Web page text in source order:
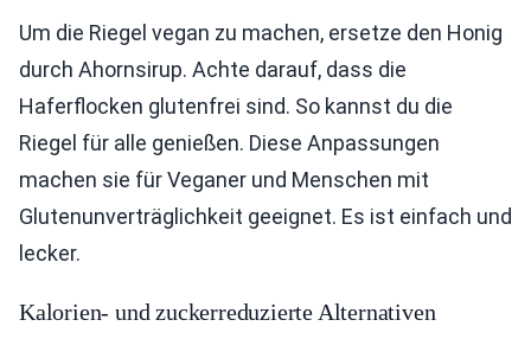
Um die Riegel vegan zu machen, ersetze den Honig
durch Ahornsirup. Achte darauf, dass die
Haferflocken glutenfrei sind. So kannst du die
Riegel für alle genießen. Diese Anpassungen
machen sie für Veganer und Menschen mit
Glutenunverträglichkeit geeignet. Es ist einfach und
lecker.
Kalorien- und zuckerreduzierte Alternativen